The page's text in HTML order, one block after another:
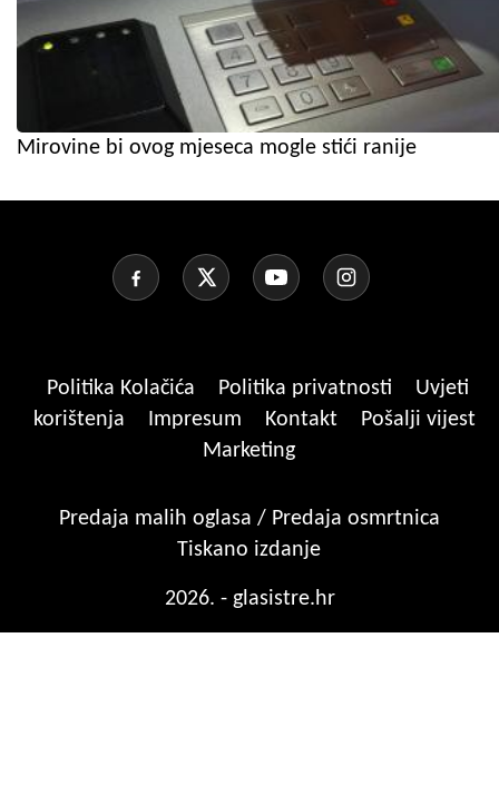
Mirovine bi ovog mjeseca mogle stići ranije
Politika Kolačića Politika privatnosti
Uvjeti
korištenja
Impresum Kontakt
Pošalji vijest
Marketing
Predaja malih oglasa / Predaja osmrtnica
Tiskano izdanje
2026. - glasistre.hr